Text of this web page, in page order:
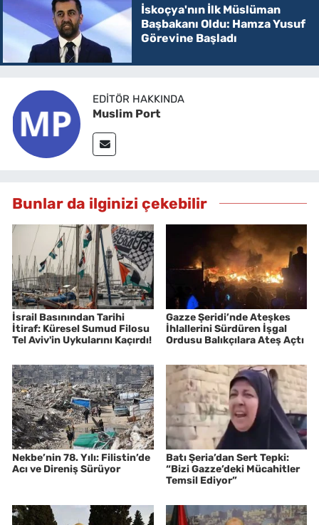
İskoçya'nın İlk Müslüman
Başbakanı Oldu: Hamza Yusuf
Görevine Başladı
EDITÖR HAKKINDA
Muslim Port
Bunlar da ilginizi çekebilir
İsrail Basınından Tarihi
İtiraf: Küresel Sumud Filosu
Tel Aviv'in Uykularını Kaçırdı!
Gazze Şeridi’nde Ateşkes
İhlallerini Sürdüren İşgal
Ordusu Balıkçılara Ateş Açtı
Nekbe’nin 78. Yılı: Filistin’de
Acı ve Direniş Sürüyor
Batı Şeria’dan Sert Tepki:
“Bizi Gazze’deki Mücahitler
Temsil Ediyor”